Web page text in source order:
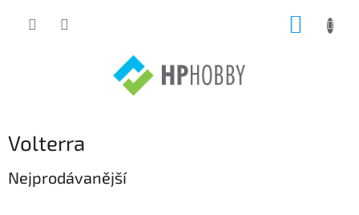
Volterra
Nejprodávanější